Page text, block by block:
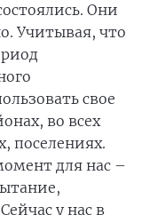
Они
Учитывая, что
свое
во всех
поселениях.
для нас –
у нас в